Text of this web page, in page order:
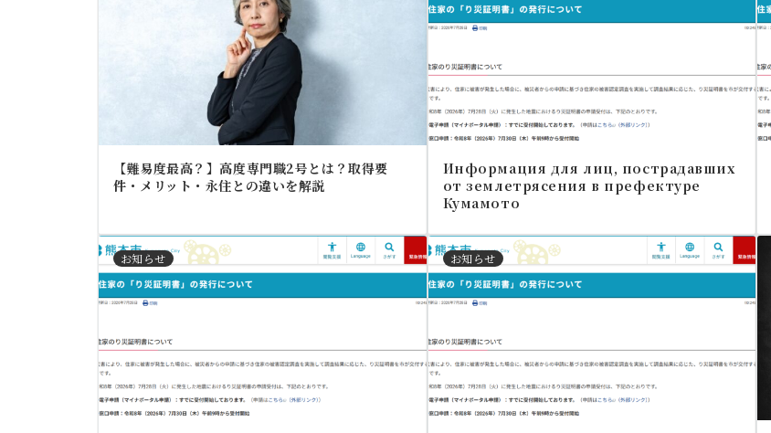
【難易度最高？】高度専門職2号とは？取得要
件・メリット・永住との違いを解説
Информация для лиц, пострадавших
от землетрясения в префектуре
Кумамото
お知らせ お知らせ